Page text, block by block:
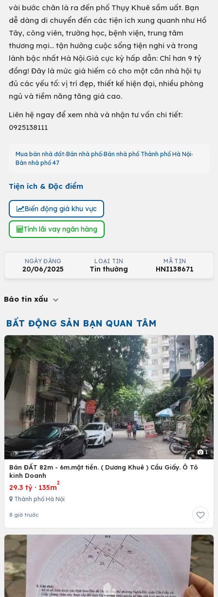
vài bước chân là ra đến phố Thụy Khuê sầm uất. Bạn
dễ dàng di chuyển đến các tiện ích xung quanh như Hồ
Tây, công viên, trường học, bệnh viện, trung tâm
thương mại... tận hưởng cuộc sống tiện nghi và trong
lành bậc nhất Hà Nội.Giá cực kỳ hấp dẫn: Chỉ hơn 9 tỷ
đồng! Đây là mức giá hiếm có cho một căn nhà hội tụ
đủ các yếu tố: vị trí đẹp, thiết kế hiện đại, nhiều phòng
ngủ và tiềm năng tăng giá cao.
Liên hệ ngay để xem nhà và nhận tư vấn chi tiết:
0925138111
Mua bán nhà đất Bán nhà phố Bán nhà phố Thành phố Hà Nội
Bán nhà phố 47
Tiện ích & Đặc điểm
Biến động giá khu vực
Tính lãi vay ngân hàng
NGÀY ĐĂNG
20/06/2025
LOẠI TIN
Tin thường
MÃ TIN
HNI138671
Báo tin xấu
BẤT ĐỘNG SẢN BẠN QUAN TÂM
1
Bán ĐẤT 82m - 6m.mặt tiền. ( Dương Khuê ) Cầu Giấy. Ô Tô
kinh Doanh
29.3 tỷ · 135m
2
Thành phố Hà Nội
8 giờ trước